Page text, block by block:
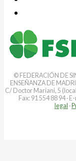
© FEDERACIÓN DE
ENSEÑANZA DE
C/ Doctor Mariani, 5
Fax: 91 554 88 94 ·
legal ·